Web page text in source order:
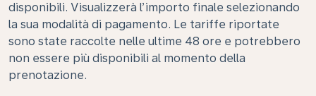
disponibili. Visualizzerà l’importo finale selezionando
la sua modalità di pagamento. Le tariffe riportate
sono state raccolte nelle ultime 48 ore e potrebbero
non essere più disponibili al momento della
prenotazione.